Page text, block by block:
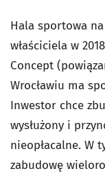
Hala sportowa
właściciela w
Concept
Wrocławiu ma
Inwestor chce
wysłużony i
nieopłacalne. W
zabudowę